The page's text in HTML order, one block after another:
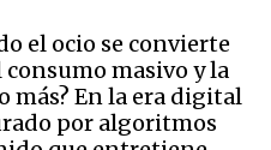
el ocio se convierte
masivo y la
más? En la era digital
por algoritmos